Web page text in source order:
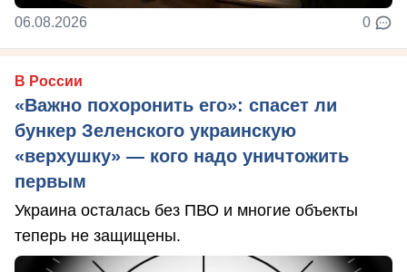
06.08.2026 0
В России
«Важно похоронить его»: спасет ли
бункер Зеленского украинскую
«верхушку» — кого надо уничтожить
первым
Украина осталась без ПВО и многие объекты
теперь не защищены.